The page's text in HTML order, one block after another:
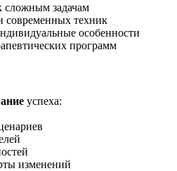
сложным задачам
современных техник
особенности
программ
успеха:
изменений